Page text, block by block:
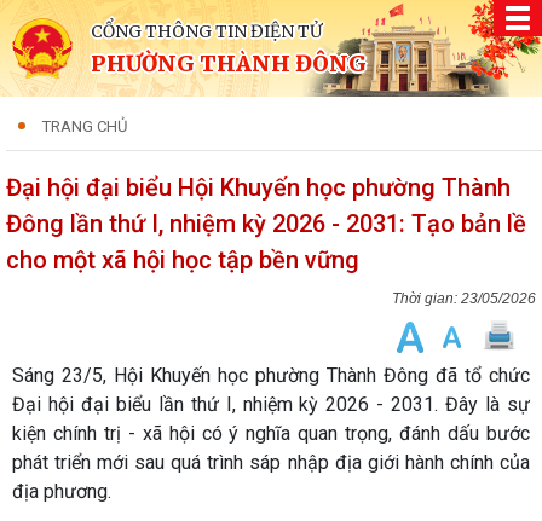
CỔNG THÔNG TIN ĐIỆN TỬ
PHƯỜNG THÀNH ĐÔNG
TRANG CHỦ
Đại hội đại biểu Hội Khuyến học phường Thành
Đông lần thứ I, nhiệm kỳ 2026 - 2031: Tạo bản lề
cho một xã hội học tập bền vững
23/05/2026
Sáng 23/5, Hội Khuyến học phường Thành Đông đã tổ chức
Đại hội đại biểu lần thứ I, nhiệm kỳ 2026 - 2031. Đây là sự
kiện chính trị - xã hội có ý nghĩa quan trọng, đánh dấu bước
phát triển mới sau quá trình sáp nhập địa giới hành chính của
địa phương.